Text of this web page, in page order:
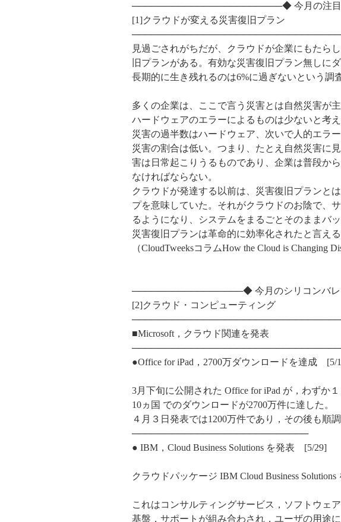
───────────────────────◆ 今月の注
[1]クラウドが変える災害復旧プラン
見過ごされがちだが、クラウドが企業にもたら
旧プランがある。有効な災害復旧プラン無しに
長期的に生き残れるのは6%に過ぎないという調
多くの企業は、ここで言う災害とは自然災害が
ハードウェアのエラーによるものは少ないと考
災害の過半数はハードウェア、次いで人的エラ
災害の割合は低い。つまり、たとえ自然災害に
害は日常起こりうるものであり、企業は普段か
なければならない。
クラウドが発達する以前は、災害復旧プランと
プを意味していた。それがクラウドのお陰で、
るようになり、システムをまるごとそのままバ
災害復旧プランは革命的に効率化されたと言える
（CloudTweeksコラムHow the Cloud is Changing
http://bit.ly/
─────────────────◆ 今月のシリコンバ
[2]クラウド・コンピューティング
■Microsoft，クラウド関連を発表
●Office for iPad，2700万ダウンロードを達成 [5/
3月下旬に公開された Office for iPad が，わずか
10ヵ国 でのダウンロードが2700万件に達した。
４月３日発表では1200万件であり，その後も順
───────────────────────────
● IBM，Cloud Business Solutions を発表 [5/29]
クラウドパッケージ IBM Cloud Business Solutions
これはコンサルティングサービス，ソフトウェ
基盤，サポートが組み合わされ，ユーザの用途